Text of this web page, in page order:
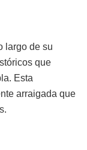
largo de su
que
Esta
arraigada que